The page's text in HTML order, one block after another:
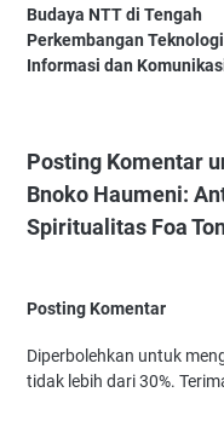
Budaya NTT di Tengah
Perkembangan Teknologi
Informasi dan
Posting Komentar
Bnoko Haumeni:
Spiritualitas Foa
Posting Komentar
Diperbolehkan untuk
tidak lebih dari 30%.